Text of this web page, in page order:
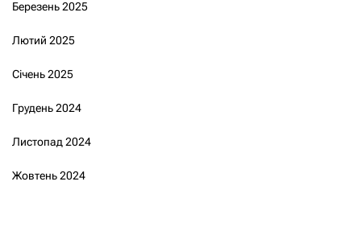
Березень 2025
Лютий 2025
Січень 2025
Грудень 2024
Листопад 2024
Жовтень 2024